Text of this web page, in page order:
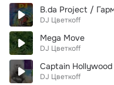
B.da Project /
DJ Цветкоff
Mega Move
DJ Цветкоff
Captain
DJ Цветкоff